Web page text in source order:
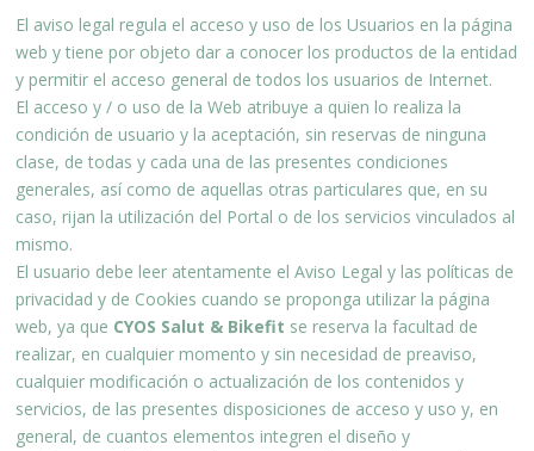
El aviso legal regula el acceso y uso de los Usuarios en la página
web y tiene por objeto dar a conocer los productos de la entidad
y permitir el acceso general de todos los usuarios de Internet.
El acceso y / o uso de la Web atribuye a quien lo realiza la
condición de usuario y la aceptación, sin reservas de ninguna
clase, de todas y cada una de las presentes condiciones
generales, así como de aquellas otras particulares que, en su
caso, rijan la utilización del Portal o de los servicios vinculados al
mismo.
El usuario debe leer atentamente el Aviso Legal y las políticas de
privacidad y de Cookies cuando se proponga utilizar la página
web, ya que CYOS Salut & Bikefit se reserva la facultad de
realizar, en cualquier momento y sin necesidad de preaviso,
cualquier modificación o actualización de los contenidos y
servicios, de las presentes disposiciones de acceso y uso y, en
general, de cuantos elementos integren el diseño y